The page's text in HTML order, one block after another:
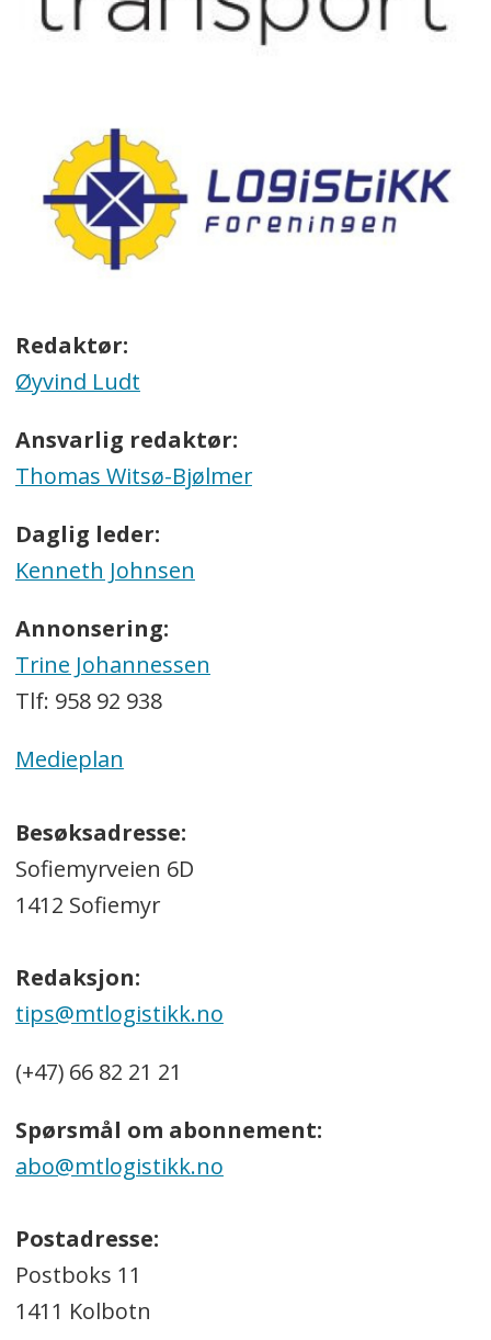
Redaktør:
Øyvind Ludt
Ansvarlig redaktør:
Thomas Witsø-Bjølmer
Daglig leder:
Kenneth Johnsen
Annonsering:
Trine Johannessen
Tlf: 958 92 938
Medieplan
Besøksadresse:
Sofiemyrveien 6D
1412 Sofiemyr
Redaksjon:
tips@mtlogistikk.no
(+47) 66 82 21 21
Spørsmål om abonnement:
abo@mtlogistikk.no
Postadresse:
Postboks 11
1411 Kolbotn